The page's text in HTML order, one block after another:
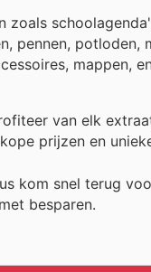
zoals
pennen,
mappen,
van elk
prijzen en
kom snel terug
besparen.